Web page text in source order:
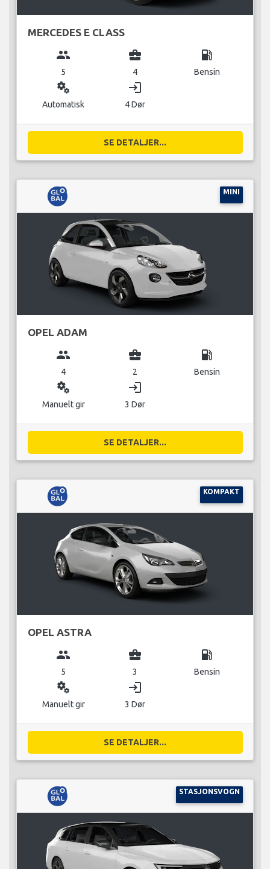
MERCEDES E CLASS
group
5
business_center
4
local_gas_station
Bensin
miscellaneous_services
Automatisk
login
4 Dør
SE DETALJER...
MINI
OPEL ADAM
group
4
business_center
2
local_gas_station
Bensin
miscellaneous_services
Manuelt gir
login
3 Dør
SE DETALJER...
KOMPAKT
OPEL ASTRA
group
5
business_center
3
local_gas_station
Bensin
miscellaneous_services
Manuelt gir
login
3 Dør
SE DETALJER...
STASJONSVOGN